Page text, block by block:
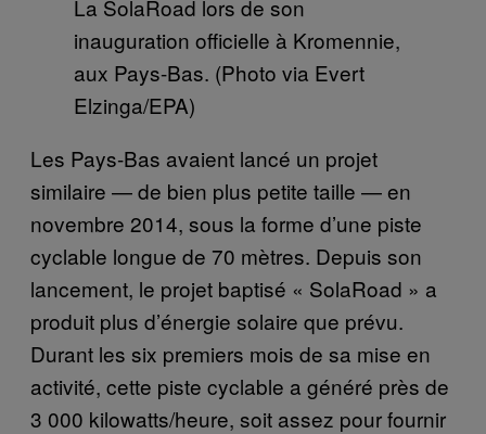
La SolaRoad lors de son
inauguration officielle à Kromennie,
aux Pays-Bas. (Photo via Evert
Elzinga/EPA)
Les Pays-Bas avaient lancé un projet
similaire — de bien plus petite taille — en
novembre 2014, sous la forme d’une piste
cyclable longue de 70 mètres. Depuis son
lancement, le projet baptisé « SolaRoad » a
produit plus d’énergie solaire que prévu.
Durant les six premiers mois de sa mise en
activité, cette piste cyclable a généré près de
3 000 kilowatts/heure, soit assez pour fournir